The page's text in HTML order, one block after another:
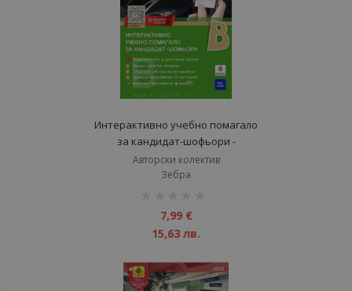
Интерактивно учебно помагало
за кандидат-шофьори -
категория В - 2026
Авторски колектив
Зебра
7,99 €
15,63 лв.